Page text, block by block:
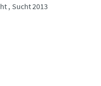
Sucht 2013